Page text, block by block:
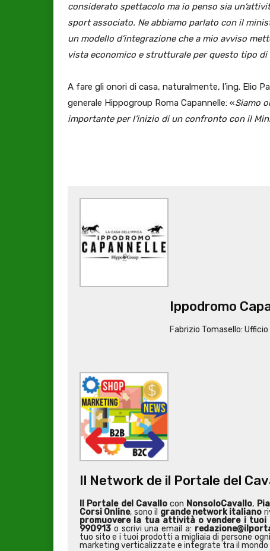
considerato spettacolo ma io penso sia
sport associato. Ne abbiamo parlato con il
un modello d’integrazione che a mio avviso
vista economico e strutturale per questo tipo
A fare gli onori di casa, naturalmente, l’ing. Elio
generale Hippogroup Roma Capannelle: «Siamo
importante per l’inizio di un confronto con il
Ippodromo
Fabrizio Tomasello:
Il Network de il Portale del
Il Portale del Cavallocon NonsoloCavallo,
Corsi Online, sono il grande network italiano
promuovere la tua attività o vendere i
990913 o scrivi una email a:
tuo sito e i tuoi prodotti a migliaia di persone
marketing verticalizzate e integrate tra il mondo